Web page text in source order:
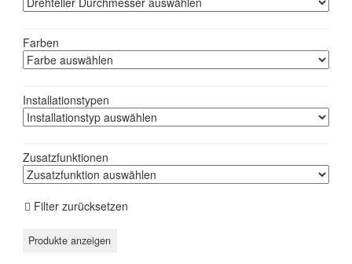
Farben
Installationstypen
Zusatzfunktionen
Filter zurücksetzen